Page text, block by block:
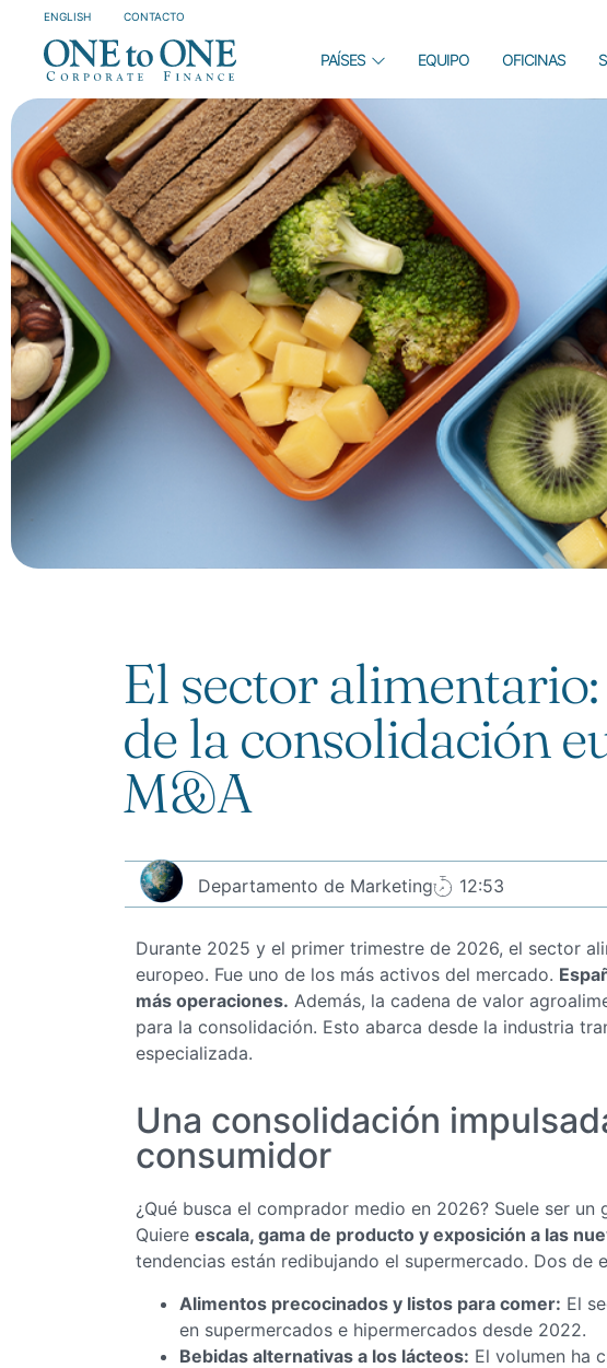
ENGLISH CONTACTO
PAÍSES EQUIPO OFICINAS
El sector
de la consolidación
M&A
Departamento de Marketing 12:53
Durante 2025 y el primer trimestre de 2026, el sector
europeo. Fue uno de los más activos del mercado.
más operaciones. Además, la cadena de valor
para la consolidación. Esto abarca desde la industria
especializada.
Una consolidación
consumidor
¿Qué busca el comprador medio en 2026? Suele ser
Quiere escala, gama de producto y exposición a las
tendencias están redibujando el supermercado. Dos de
Alimentos precocinados y listos para comer: El
en supermercados e hipermercados desde 2022.
Bebidas alternativas a los lácteos: El volumen ha